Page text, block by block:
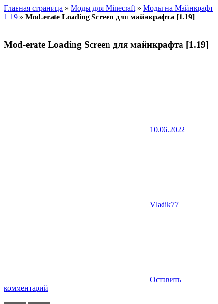
Главная страница » Моды для Minecraft » Моды на Майнкрафт
1.19 » Mod-erate Loading Screen для майнкрафта [1.19]
Mod-erate Loading Screen для майнкрафта [1.19]
10.06.2022
Vladik77
Оставить
комментарий